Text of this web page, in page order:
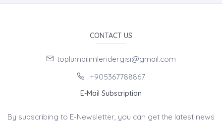
CONTACT US
toplumbilimleridergisi@gmail.com
+905367788867
E-Mail Subscription
By subscribing to E-Newsletter, you can get the latest news